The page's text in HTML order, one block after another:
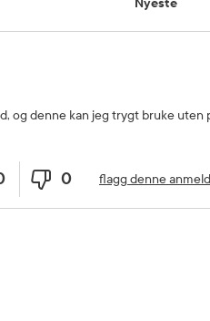
og denne kan jeg trygt bruke
0 flagg denne